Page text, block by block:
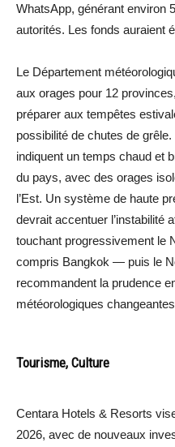
WhatsApp, générant environ
autorités. Les fonds auraient
Le Département
aux orages pour 12
préparer aux tempêtes
possibilité de chutes de
indiquent un temps chaud et
du pays, avec des orages
l’Est. Un système de haute
devrait accentuer l’instabilité
touchant progressivement le
compris Bangkok — puis le
recommandent la prudence
météorologiques
Tourisme, Culture
Centara Hotels & Resorts
2026, avec de nouveaux